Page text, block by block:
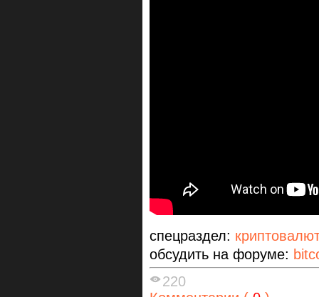
спецраздел:
обсудить на форуме:
220